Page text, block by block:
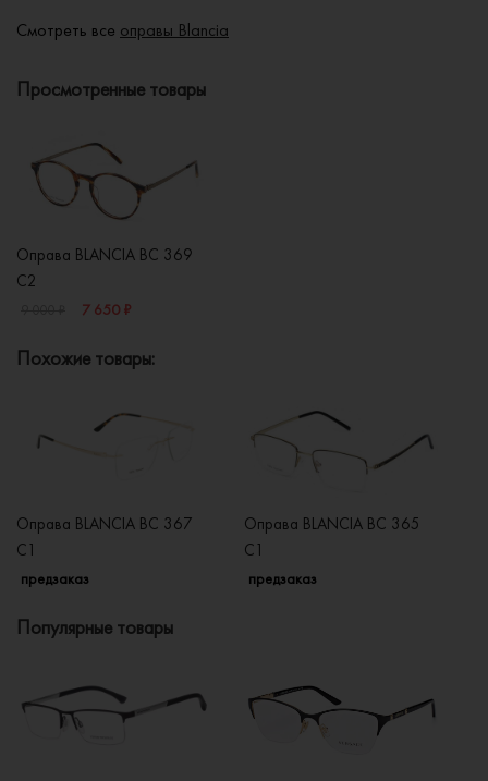
Смотреть все оправы Blancia
Просмотренные товары
Оправа BLANCIA BC 369
C2
7 650 ₽
Похожие товары:
Оправа BLANCIA BC 367
C1
предзаказ
Оправа BLANCIA BC 365
C1
предзаказ
Популярные товары